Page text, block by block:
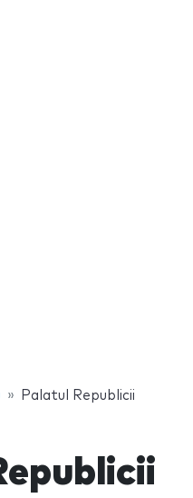
Palatul Republicii